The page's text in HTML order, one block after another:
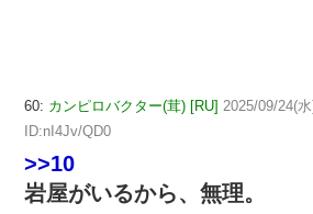
60: カンピロバクター(茸) [RU] 2025/09/24(
ID:nI4Jv/QD0
>>10
岩屋がいるから、無理。